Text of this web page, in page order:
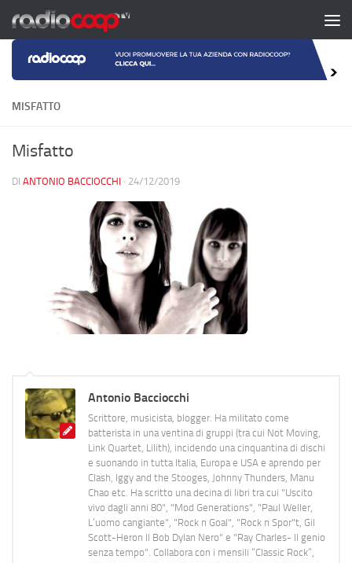
Salta al contenuto
MISFATTO
Misfatto
DI ANTONIO BACCIOCCHI · 24/12/2019
Antonio Bacciocchi
Scrittore, musicista, blogger. Ha militato come
batterista in una ventina di gruppi (tra cui Not Moving,
Link Quartet, Lilith), incidendo una cinquantina di dischi
e suonando in tutta Italia, Europa e USA e aprendo per
Clash, Iggy and the Stooges, Johnny Thunders, Manu
Chao etc. Ha scritto una decina di libri tra cui "Uscito
vivo dagli anni 80", "Mod Generations", "Paul Weller,
L’uomo cangiante", "Rock n Goal", "Rock n Spor"t, Gil
Scott-Heron Il Bob Dylan Nero" e "Ray Charles- Il genio
senza tempo". Collabora con i mensili “Classic Rock”,